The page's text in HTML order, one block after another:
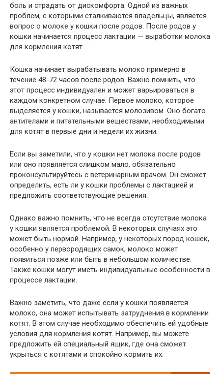
боль и страдать от дискомфорта. Одной из важных
проблем, с которыми сталкиваются владельцы, является
вопрос о молоке у кошки после родов. После родов у
кошки начинается процесс лактации — выработки молока
для кормления котят.
Кошка начинает вырабатывать молоко примерно в
течение 48-72 часов после родов. Важно помнить, что
этот процесс индивидуален и может варьироваться в
каждом конкретном случае. Первое молоко, которое
выделяется у кошки, называется молозивом. Оно богато
антителами и питательными веществами, необходимыми
для котят в первые дни и недели их жизни.
Если вы заметили, что у кошки нет молока после родов
или оно появляется слишком мало, обязательно
проконсультируйтесь с ветеринарным врачом. Он сможет
определить, есть ли у кошки проблемы с лактацией и
предложить соответствующие решения.
Однако важно помнить, что не всегда отсутствие молока
у кошки является проблемой. В некоторых случаях это
может быть нормой. Например, у некоторых пород кошек,
особенно у первородящих самок, молоко может
появиться позже или быть в небольшом количестве.
Также кошки могут иметь индивидуальные особенности в
процессе лактации.
Важно заметить, что даже если у кошки появляется
молоко, она может испытывать затруднения в кормлении
котят. В этом случае необходимо обеспечить ей удобные
условия для кормления котят. Например, вы можете
предложить ей специальный ящик, где она сможет
укрыться с котятами и спокойно кормить их.